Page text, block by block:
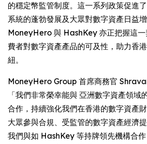
的穩定幣監管制度。這一系列政策促進
系統的蓬勃發展及大眾對數字資產日益增
MoneyHero 與 HashKey 亦正把握這一
費者對數字資產產品的可及性，助力香
紐。
MoneyHero Group 首席商務官
「我們非常榮幸能與 亞洲數字資產領
合作，持續強化我們在香港的數字資產
大眾參與合規、受監管的數字資產經濟
我們與如 HashKey 等持牌領先機構合